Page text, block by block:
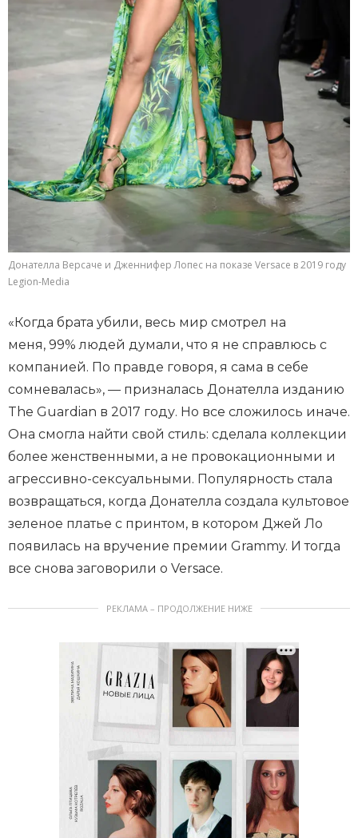
Донателла Версаче и Дженнифер Лопес на показе Versace в 2019 году
Legion-Media
«Когда брата убили, весь мир смотрел на
меня, 99% людей думали, что я не справлюсь с
компанией. По правде говоря, я сама в себе
сомневалась», — призналась Донателла изданию
The Guardian в 2017 году. Но все сложилось иначе.
Она смогла найти свой стиль: сделала коллекции
более женственными, а не провокационными и
агрессивно-сексуальными. Популярность стала
возвращаться, когда Донателла создала культовое
зеленое платье с принтом, в котором Джей Ло
появилась на вручение премии Grammy. И тогда
все снова заговорили о Versace.
РЕКЛАМА – ПРОДОЛЖЕНИЕ НИЖЕ